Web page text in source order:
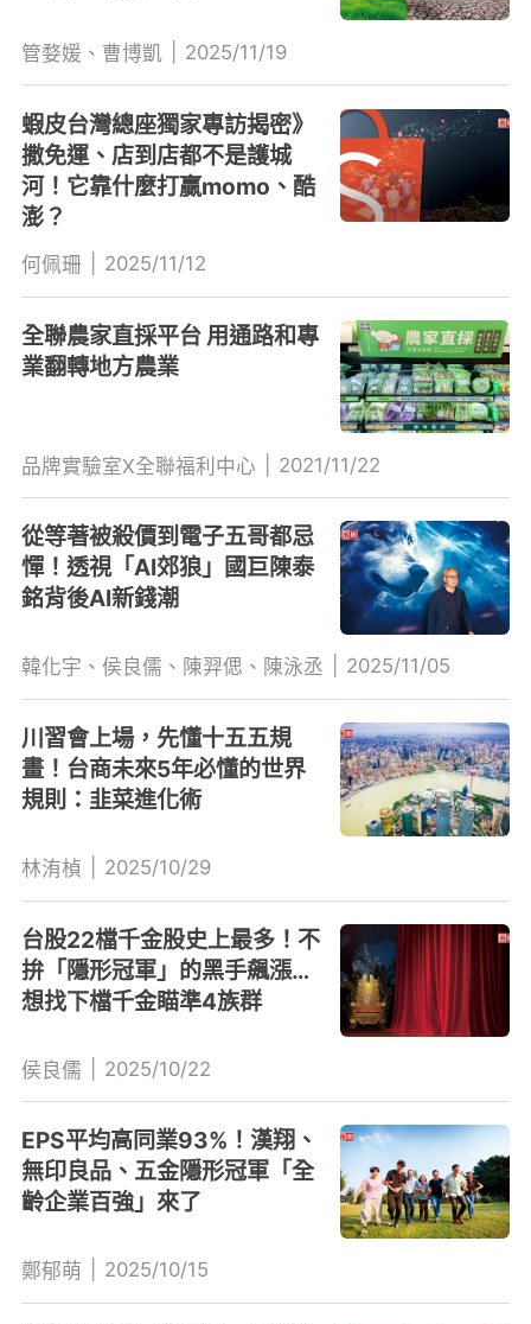
管婺媛、曹博凱 2025/11/19
蝦皮台灣總座獨家專訪揭密》
撒免運、店到店都不是護城
河！它靠什麼打贏momo、酷
澎？
何佩珊 2025/11/12
全聯農家直採平台 用通路和專
業翻轉地方農業
品牌實驗室X全聯福利中心 2021/11/22
從等著被殺價到電子五哥都忌
憚！透視「AI郊狼」國巨陳泰
銘背後AI新錢潮
韓化宇、侯良儒、陳羿偲、陳泳丞 2025/11/05
川習會上場，先懂十五五規
畫！台商未來5年必懂的世界
規則：韭菜進化術
林洧楨 2025/10/29
台股22檔千金股史上最多！不
拚「隱形冠軍」的黑手飆漲…
想找下檔千金瞄準4族群
侯良儒 2025/10/22
EPS平均高同業93%！漢翔、
無印良品、五金隱形冠軍「全
齡企業百強」來了
鄭郁萌 2025/10/15